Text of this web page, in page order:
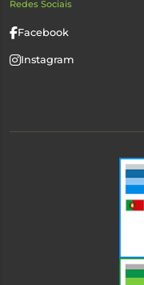
Redes Sociais
Facebook
Instagram